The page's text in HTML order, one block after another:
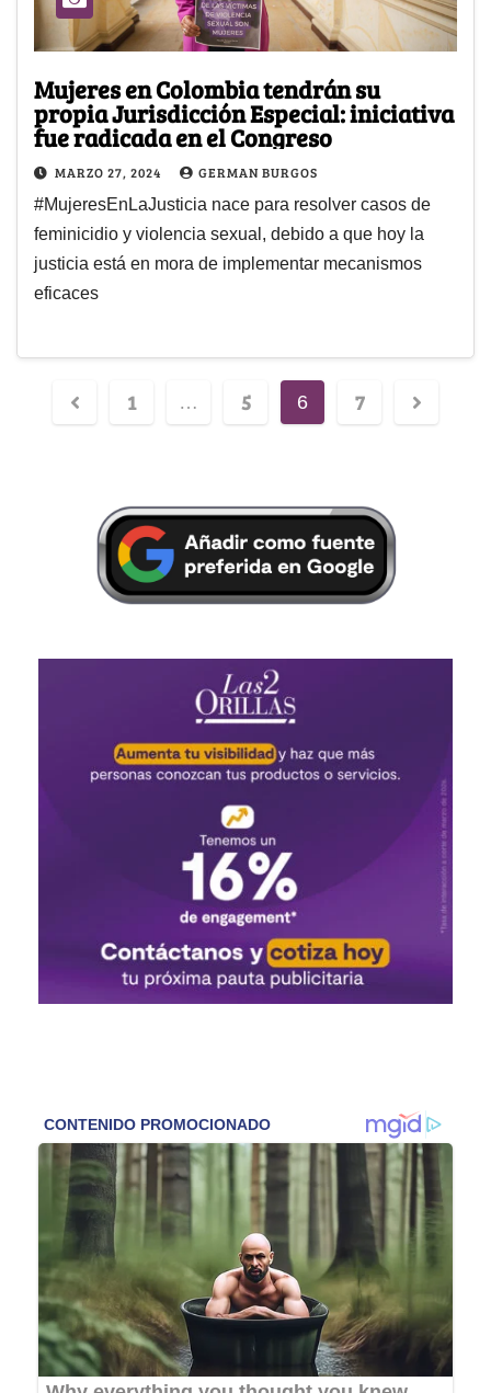
Mujeres en Colombia tendrán su
propia Jurisdicción Especial: iniciativa
fue radicada en el Congreso
MARZO 27, 2024 GERMAN BURGOS
⁠#MujeresEnLaJusticia nace para resolver casos de
feminicidio y violencia sexual, debido a que hoy la
justicia está en mora de implementar mecanismos
eficaces
1 … 5 6 7